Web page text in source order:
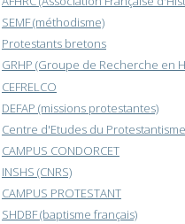
SEMF (méthodisme)
Protestants bretons
GRHP (Groupe de Recherche en
CEFRELCO
DEFAP (missions protestantes)
Centre d'Etudes du Protestantisme
CAMPUS CONDORCET
INSHS (CNRS)
CAMPUS PROTESTANT
SHDBF (baptisme français)